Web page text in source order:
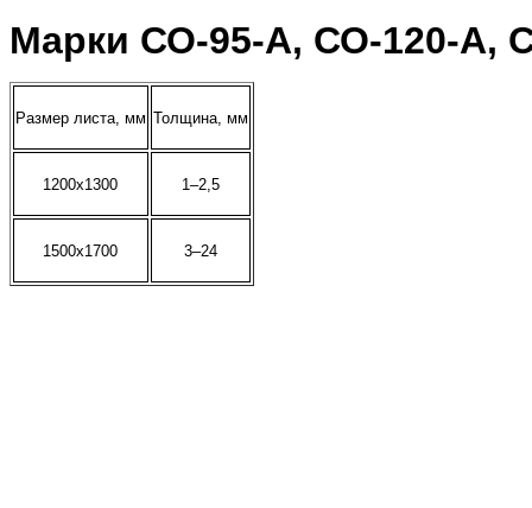
Марки СО-95-А, СО-120-А,
Размер листа, мм Толщина, мм
1200х1300 1–2,5
1500х1700 3–24